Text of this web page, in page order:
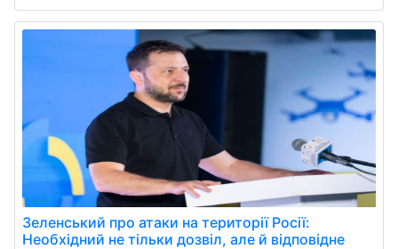
Зеленський про атаки на території Росії:
Необхідний не тільки дозвіл, але й відповідне